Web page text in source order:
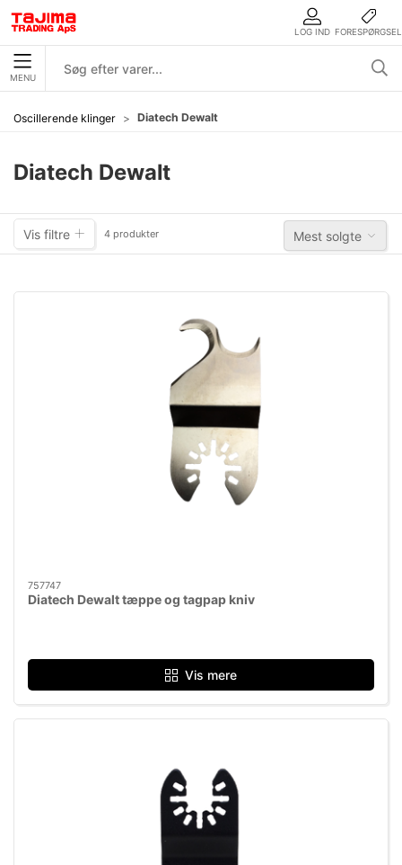
LOG IND FORESPØRGSEL
MENU
Oscillerende klinger Diatech Dewalt
Diatech Dewalt
Vis filtre 4 produkter Mest solgte
757747
Diatech Dewalt tæppe og tagpap kniv
Vis mere